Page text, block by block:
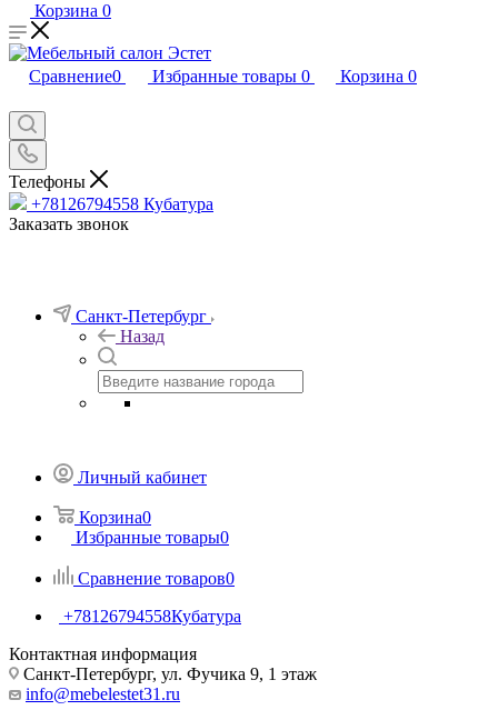
Корзина 0
Сравнение0 Избранные товары 0 Корзина 0
Телефоны
+78126794558 Кубатура
Заказать звонок
Санкт-Петербург
Назад
Личный кабинет
Корзина0
Избранные товары0
Сравнение товаров0
+78126794558Кубатура
Контактная информация
Санкт-Петербург, ул. Фучика 9, 1 этаж
info@mebelestet31.ru